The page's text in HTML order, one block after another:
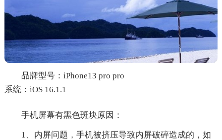
品牌型号：iPhone13 pro pro
系统：iOS 16.1.1
手机屏幕有黑色斑块原因：
1、内屏问题，手机被挤压导致内屏破碎造成的，如